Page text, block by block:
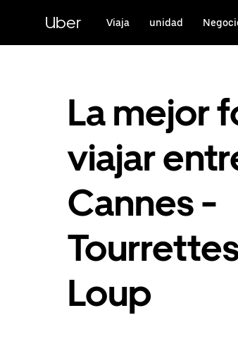
contenido
principal
Uber Viaja unidad
La mejor
viajar
Cannes -
Loup